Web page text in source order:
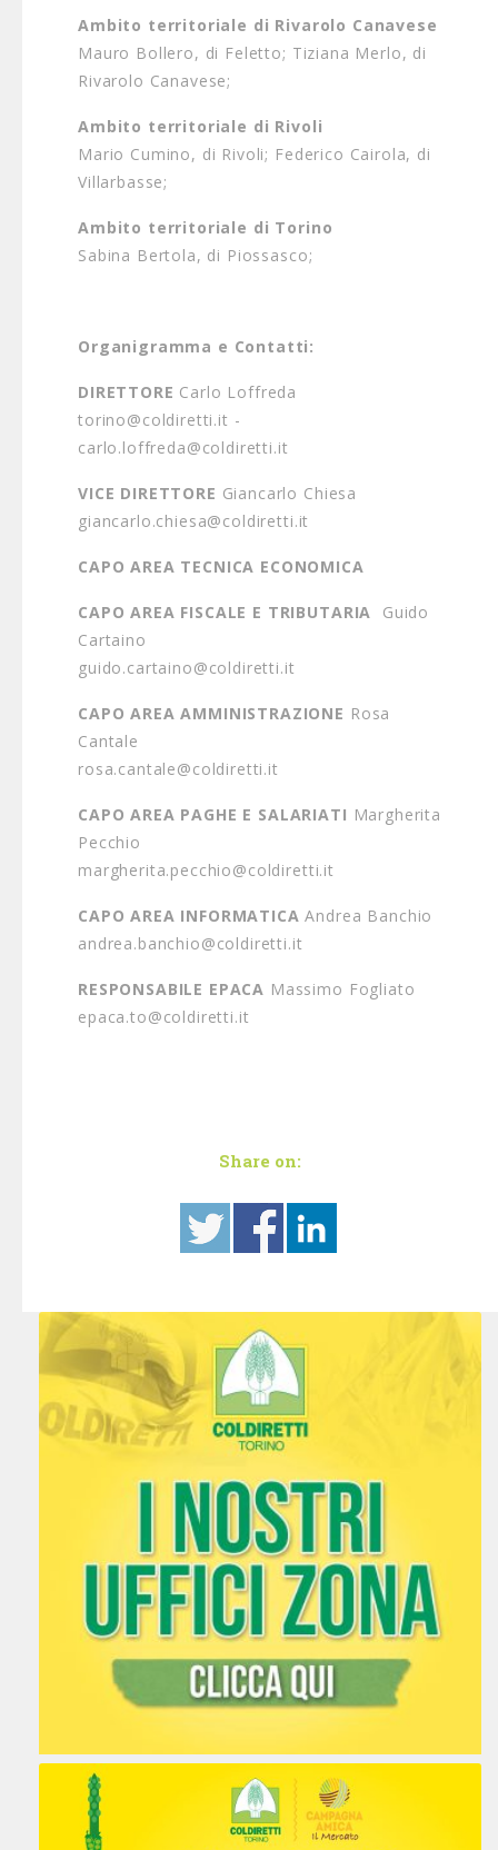
Ambito territoriale di Rivarolo Canavese
Mauro Bollero, di Feletto; Tiziana Merlo, di
Rivarolo Canavese;
Ambito territoriale di Rivoli
Mario Cumino, di Rivoli; Federico Cairola, di
Villarbasse;
Ambito territoriale di Torino
Sabina Bertola, di Piossasco;
Organigramma e Contatti:
DIRETTORE Carlo Loffreda
torino@coldiretti.it -
carlo.loffreda@coldiretti.it
VICE DIRETTORE Giancarlo Chiesa
giancarlo.chiesa@coldiretti.it
CAPO AREA TECNICA ECONOMICA
CAPO AREA FISCALE E TRIBUTARIA
Guido
Cartaino
guido.cartaino@coldiretti.it
CAPO AREA AMMINISTRAZIONE Rosa
Cantale
rosa.cantale@coldiretti.it
CAPO AREA PAGHE E SALARIATI Margherita
Pecchio
margherita.pecchio@coldiretti.it
CAPO AREA INFORMATICA Andrea Banchio
andrea.banchio@coldiretti.it
RESPONSABILE EPACA Massimo Fogliato
epaca.to@coldiretti.it
Share on: